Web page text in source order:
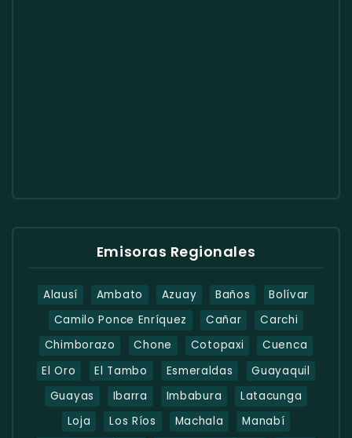
Emisoras Regionales
Alausí Ambato Azuay Baños
Bolívar
Camilo Ponce Enríquez
Cañar
Carchi
Chimborazo
Chone Cotopaxi
Cuenca
El Oro
El Tambo Esmeraldas
Guayaquil
Guayas
Ibarra Imbabura
Latacunga
Loja
Los Ríos Machala
Manabí